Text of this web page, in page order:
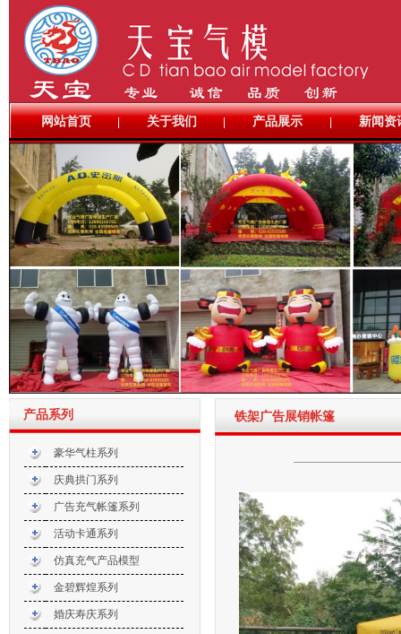
网站首页 | 关于我们 | 产品展示 | 新闻资
产品系列
豪华气柱系列
庆典拱门系列
广告充气帐篷系列
活动卡通系列
仿真充气产品模型
金碧辉煌系列
婚庆寿庆系列
铁架广告展销帐篷